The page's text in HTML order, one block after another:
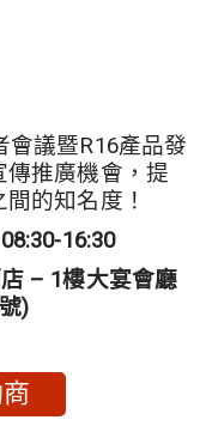
會議暨R16產品發
推廣機會，提
的知名度！
16:30
– 1樓大宴會廳
)